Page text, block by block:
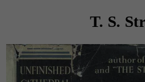
T. S.